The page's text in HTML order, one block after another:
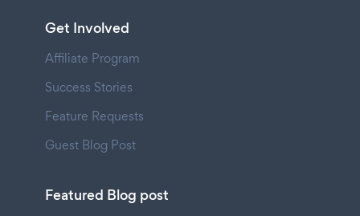
Get Involved
Affiliate Program
Success Stories
Feature Requests
Guest Blog Post
Featured Blog post